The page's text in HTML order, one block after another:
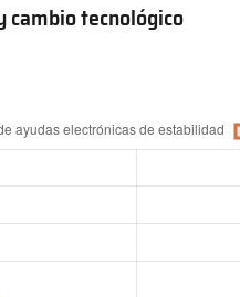
cambio tecnológico